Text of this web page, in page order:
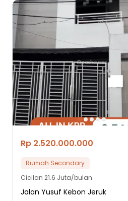
Rp 2.520.000.000
Rumah Secondary
Cicilan 21.6 Juta/bulan
Jalan Yusuf Kebon Jeruk